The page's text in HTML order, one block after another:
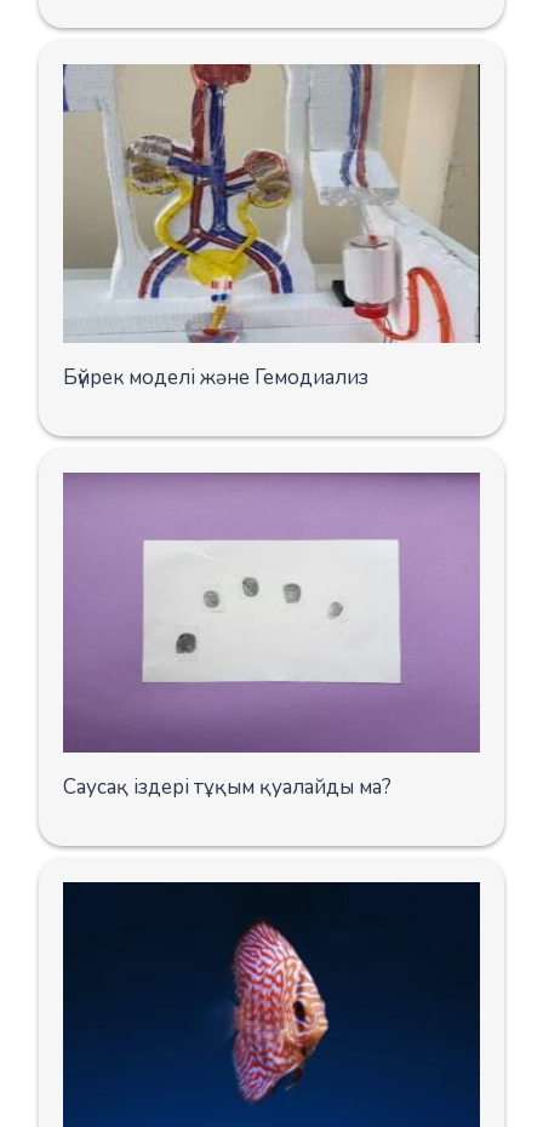
Бүйрек моделі және Гемодиализ
Саусақ іздері тұқым қуалайды ма?